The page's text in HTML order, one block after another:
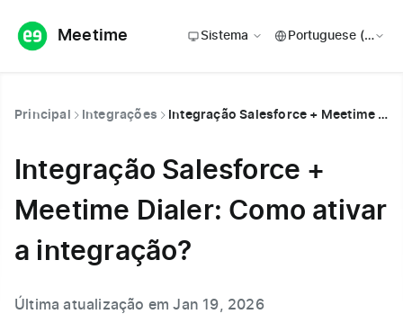
Meetime Sistema
Principal Integrações Integração Salesforce + Meetime Dialer: Como ativar a integração?
Integração Salesforce +
Meetime Dialer: Como ativar
a integração?
Última atualização em Jan 19, 2026